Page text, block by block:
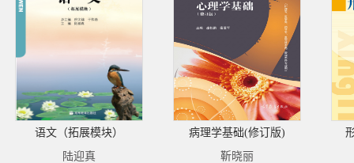
语文（拓展模块）
陆迎真
病理学基础(修订版)
靳晓丽